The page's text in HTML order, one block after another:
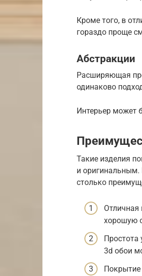
Кроме того, в
гораздо проще
Абстракции
Расширяющая
одинаково
Интерьер может
Такие изделия
и оригинальным.
столько
Отличная
хорошую
Простота
3d обои